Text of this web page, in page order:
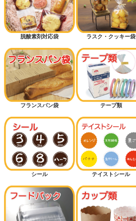
脱酸素剤対応袋 ラスク・クッキー袋
フランスパン袋 テープ類
シール テイストシール